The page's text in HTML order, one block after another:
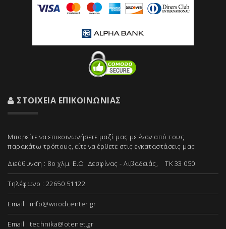
ΣΤΟΙΧΕΊΑ ΕΠΙΚΟΙΝΩΝΊΑΣ
Μπορείτε να επικοινωνήσετε μαζί μας με έναν από τους
παρακάτω τρόπους, είτε να έρθετε στις εγκαταστάσεις μας.
Διεύθυνση : 8ο χλμ. Ε.Ο. Δεσφίνας - Λιβαδειάς, ΤΚ 33 050
Τηλέφωνο : 22650 51122
Email : info@woodcenter.gr
Email : technika@otenet.gr